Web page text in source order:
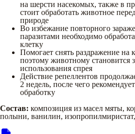
на шерсти насекомых, также в
стоит обработать животное
природе
Во избежание повторного
паразитами необходимо
клетку
Помогает снять раздражение на
поэтому животному становится
использования спрея
Действие репеллентов
2 недель, после чего
обработку
Состав: композиция из масел мяты,
полыни, ванилин,